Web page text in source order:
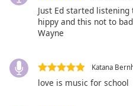
Background
Just Ed started
hippy and this not to
Wayne
Katana
love is music for school